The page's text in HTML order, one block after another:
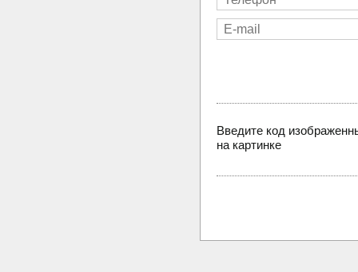
Введите код
на картинке